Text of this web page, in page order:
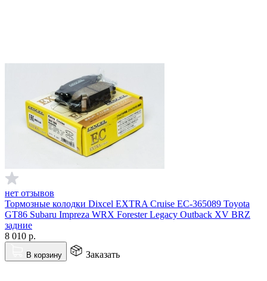
нет отзывов
Тормозные колодки Dixcel EXTRA Cruise EC-365089 Toyota
GT86 Subaru Impreza WRX Forester Legacy Outback XV BRZ
задние
8 010 р.
В корзину Заказать